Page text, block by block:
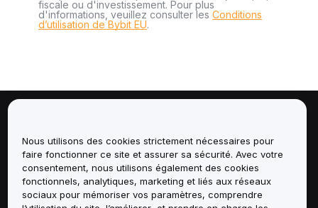
fiscale ou d'investissement. Pour plus
d'informations, veuillez consulter les Conditions
d’utilisation de Bybit EU.
Services
Assistance
Nous utilisons des cookies strictement nécessaires pour
faire fonctionner ce site et assurer sa sécurité. Avec votre
consentement, nous utilisons également des cookies
fonctionnels, analytiques, marketing et liés aux réseaux
sociaux pour mémoriser vos paramètres, comprendre